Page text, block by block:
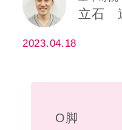
立石
2023.04.18
O脚